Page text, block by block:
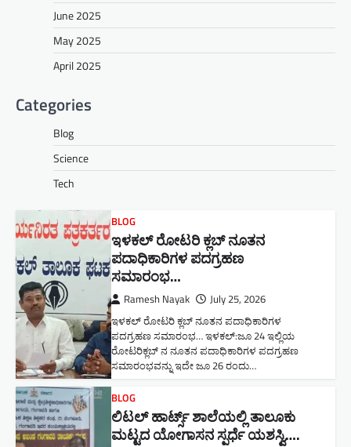
June 2025
May 2025
April 2025
Categories
Blog
Science
Tech
BLOG
ಇಳಕಲ್ ರೋಟರಿ ಕ್ಲಬ್ ನೂತನ‌
ಪದಾಧಿಕಾರಿಗಳ ಪದಗ್ರಹಣ
ಸಮಾರಂಭ…
Ramesh Nayak July 25, 2026
ಇಳಕಲ್ ರೋಟರಿ ಕ್ಲಬ್ ನೂತನ‌ ಪದಾಧಿಕಾರಿಗಳ
ಪದಗ್ರಹಣ ಸಮಾರಂಭ… ಇಳಕಲ್:ಜೂ 24 ಇಲ್ಲಿಯ
ರೋಟರಿಕ್ಲಬ್ ನ ನೂತನ ಪದಾಧಿಕಾರಿಗಳ ಪದಗ್ರಹಣ
ಸಮಾರಂಭವನ್ನು ಇದೇ ಜೂ 26 ರಂದು…
BLOG
ಲಿಟಲ್ ಹಾರ್ಟ್ಸ್ ಶಾಲೆಯಲ್ಲಿ ತಾಲೂಕು
ಮಟ್ಟದ ಯೋಗಾಸನ ಸ್ಪರ್ಧೆ ಯಶಸ್ವಿ….